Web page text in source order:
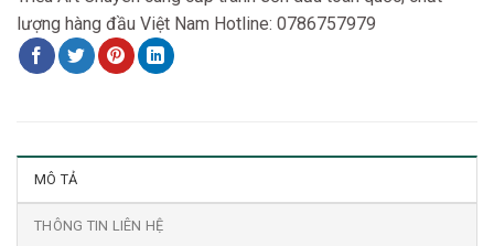
lượng hàng đầu Việt Nam Hotline: 0786757979
MÔ TẢ
THÔNG TIN LIÊN HỆ